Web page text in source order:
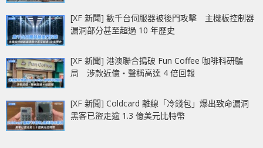
[XF 新聞] 數千台伺服器被後門攻擊 主機板控制器
漏洞部分甚至超過 10 年歷史
[XF 新聞] 港澳聯合搗破 Fun Coffee 咖啡科研騙
局 涉款近億‧聲稱高達 4 倍回報
[XF 新聞] Coldcard 離線「冷錢包」爆出致命漏洞
黑客已盜走逾 1.3 億美元比特幣